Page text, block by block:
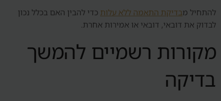
להתחיל מבדיקת התאמה ללא עלות כדי להבין האם בכלל נכון
לבדוק את דובאי, דובאי או אמירות אחרת.
מקורות רשמיים להמשך
בדיקה